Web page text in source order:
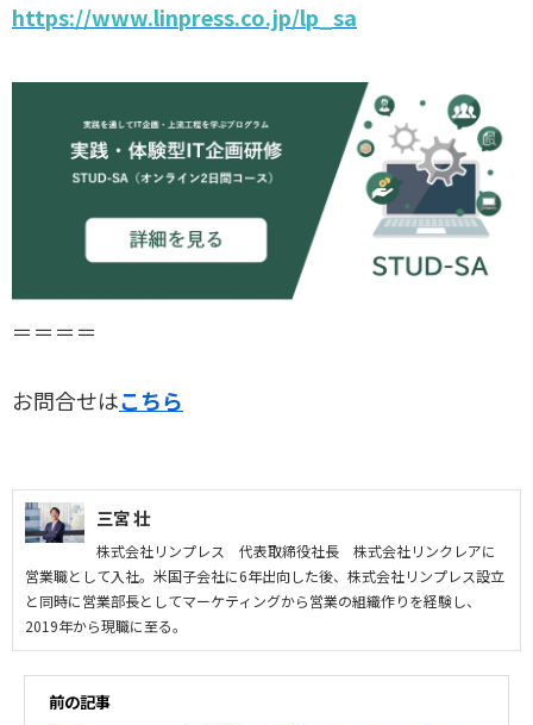
https://www.linpress.co.jp/lp_sa
＝＝＝＝
お問合せはこちら
三宮 壮
株式会社リンプレス 代表取締役社長 株式会社リンクレアに
営業職として入社。米国子会社に6年出向した後、株式会社リンプレス設立
と同時に営業部長としてマーケティングから営業の組織作りを経験し、
2019年から現職に至る。
前の記事